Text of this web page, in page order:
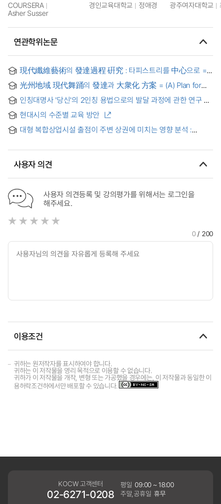
COURSERA
Asher Susser
경인교육대학교 정애경 광주여자대학교
연관학위논문
現代纖維藝術의 發達過程 硏究 : 타피스트리를 中心으로 =
(A) Studies of Modern Fiver-art Development History
光州地域 現代舞踊의 發達과 大衆化 方案 = (A) Plan for
the Development and Popularization of Modern Dance in
Kwang Ju Area
인칭대명사 '당신'의 2인칭 용법으로의 발달 과정에 관한 연구
현대시의 수준별 교육 방안
대형 복합상업시설 출점이 주변 상권에 미치는 영향 분석 :
Opening of Large-Scale Mixed-Use Commercial Facilities
Hyundai Seoul -
사용자 의견
사용자 의견등록 및 강의평가를 위해서는 로그인을
해주세요.
0/ 200
이용조건
귀하는 원저작자를 표시하여야 합니다.
귀하는 이 저작물을 영리 목적으로 이용할 수 없습니다.
귀하가 이 저작물을 개작, 변형 또는 가공했을 경우에는, 이 저작물과 동일한 이
용허락조건하에서만 배포할 수 있습니다.
KOCW 고객센터
02-6271-0208
평일 09:00 ~ 18:00
주말,공휴일 휴무